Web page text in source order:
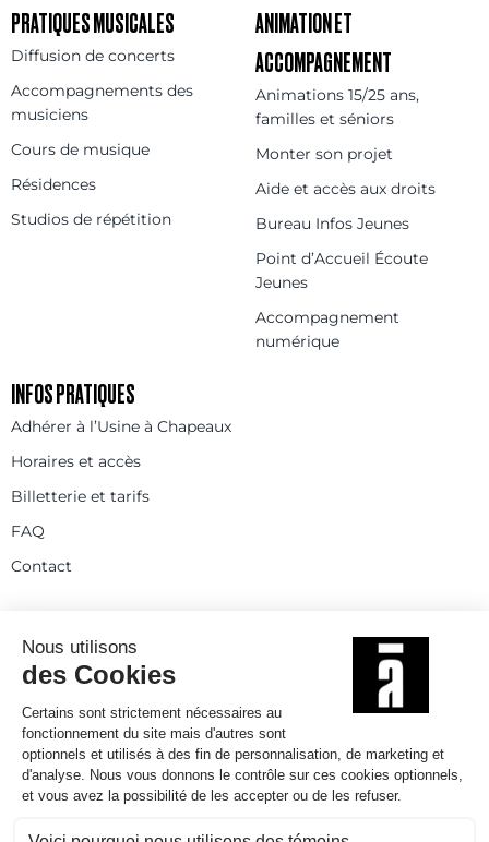
PRATIQUES MUSICALES
Diffusion de concerts
Accompagnements des
musiciens
Cours de musique
Résidences
Studios de répétition
ANIMATION ET
ACCOMPAGNEMENT
Animations 15/25 ans,
familles et séniors
Monter son projet
Aide et accès aux droits
Bureau Infos Jeunes
Point d’Accueil Écoute
Jeunes
Accompagnement
numérique
INFOS PRATIQUES
Adhérer à l’Usine à Chapeaux
Horaires et accès
Billetterie et tarifs
FAQ
Contact
Espace presse
Rejoignez-nous
© 2025
Politique de confidentialité